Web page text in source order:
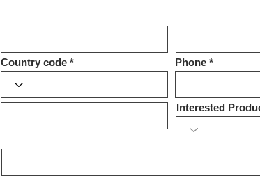
Country code Phone
Interested